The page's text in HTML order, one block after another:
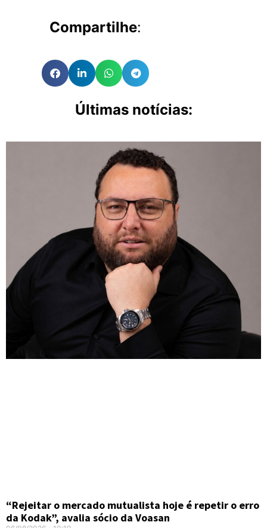
Compartilhe:
Últimas notícias:
“Rejeitar o mercado mutualista hoje é repetir o erro
da Kodak”, avalia sócio da Voasan